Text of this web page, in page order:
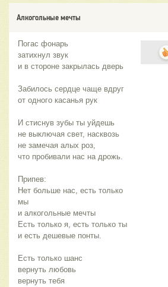
Алкогольные мечты
Погас фонарь
затихнул звук
и в стороне закрылась дверь
Забилось сердце чаще вдруг
от одного касанья рук
И стиснув зубы ты уйдешь
не выключая свет, насквозь
не замечая алых роз,
что пробивали нас на дрожь.
Припев:
Нет больше нас, есть только
мы
и алкогольные мечты
Есть только я, есть только ты
и есть дешевые понты.
Есть только шанс
вернуть любовь
вернуть тебя